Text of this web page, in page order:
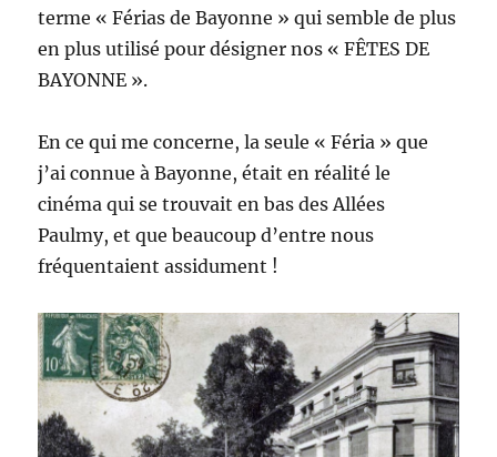
terme « Férias de Bayonne » qui semble de plus
en plus utilisé pour désigner nos « FÊTES DE
BAYONNE ».
En ce qui me concerne, la seule « Féria » que
j’ai connue à Bayonne, était en réalité le
cinéma qui se trouvait en bas des Allées
Paulmy, et que beaucoup d’entre nous
fréquentaient assidument !